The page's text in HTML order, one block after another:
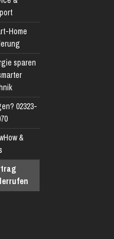
Home
sparen
02323-
&